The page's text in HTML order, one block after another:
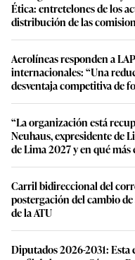
“La organización está
Neuhaus, expresidente de
de Lima 2027 y en qué
Carril bidireccional del
postergación del cambio de
de la ATU
Diputados 2026-2031: Esta
perfil de la nueva Cámara
Lo último en Política